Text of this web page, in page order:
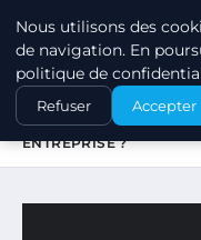
MARKETING
ACCUEIL
JURIDIQUE
QUELLE FORME
ENTREPRISE ?
Nous utilisons des
de navigation. En
politique de
Refuser Accepter